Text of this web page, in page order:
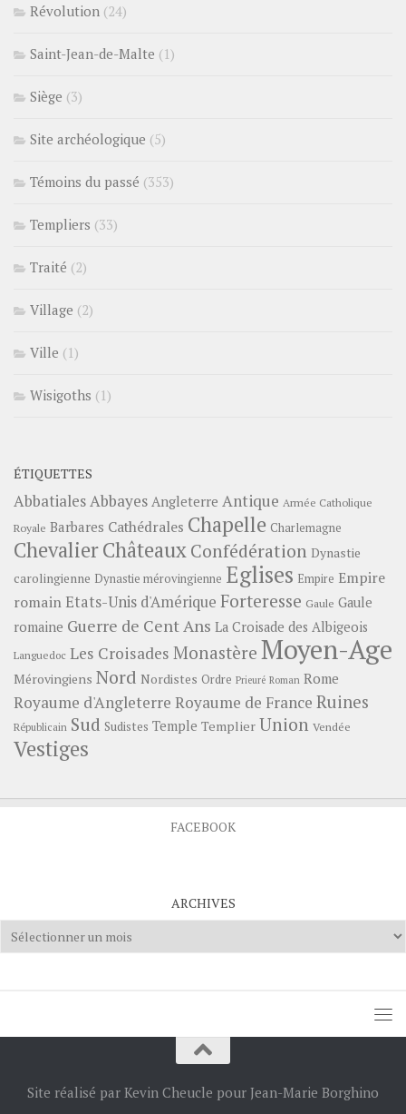
Révolution (24)
Saint-Jean-de-Malte (1)
Siège (3)
Site archéologique (5)
Témoins du passé (353)
Templiers (33)
Traité (2)
Village (2)
Ville (1)
Wisigoths (1)
ÉTIQUETTES
Abbatiales Abbayes Angleterre Antique Armée Catholique
Royale Barbares Cathédrales Chapelle Charlemagne
ChevalierChâteauxConfédération Dynastie
carolingienne Dynastie mérovingienne Eglises Empire Empire
romainEtats-Unis d'Amérique Forteresse Gaule Gaule
romaine Guerre de Cent Ans La Croisade des Albigeois
Languedoc Les Croisades Monastère Moyen-Age
Mérovingiens Nord Nordistes Ordre Prieuré Roman Rome
Royaume d'Angleterre Royaume de France Ruines
Républicain Sud Sudistes Temple Templier Union Vendée
Vestiges
FACEBOOK
ARCHIVES
Archives
Site réalisé par Kevin Cheucle pour Jean-Marie Borghino